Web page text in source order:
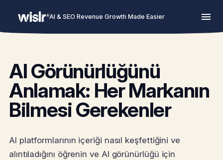
AI & SEO Revenue Growth Made Easier
AI Görünürlüğünü
Anlamak: Her Markanın
Bilmesi Gerekenler
AI platformlarının içeriği nasıl keşfettiğini ve
alıntıladığını öğrenin ve AI görünürlüğü için